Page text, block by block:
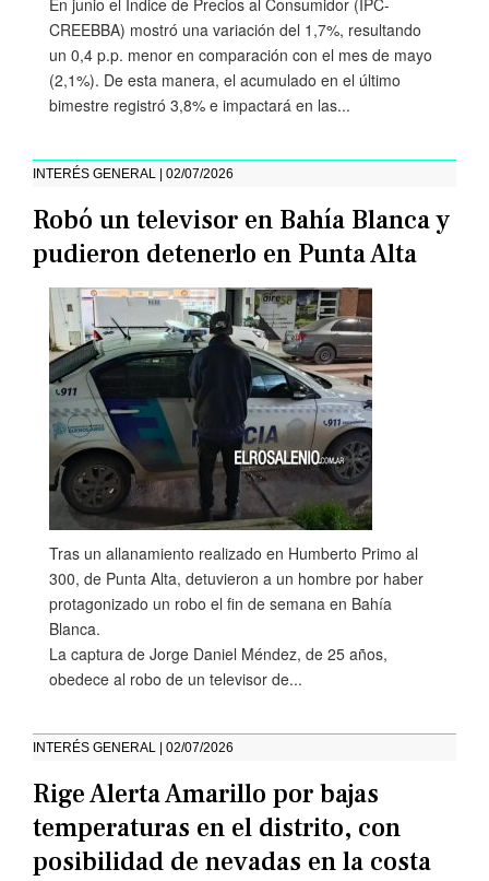
En junio el Índice de Precios al Consumidor (IPC-
CREEBBA) mostró una variación del 1,7%, resultando
un 0,4 p.p. menor en comparación con el mes de mayo
(2,1%). De esta manera, el acumulado en el último
bimestre registró 3,8% e impactará en las...
INTERÉS GENERAL | 02/07/2026
Robó un televisor en Bahía Blanca y
pudieron detenerlo en Punta Alta
Tras un allanamiento realizado en Humberto Primo al
300, de Punta Alta, detuvieron a un hombre por haber
protagonizado un robo el fin de semana en Bahía
Blanca.
La captura de Jorge Daniel Méndez, de 25 años,
obedece al robo de un televisor de...
INTERÉS GENERAL | 02/07/2026
Rige Alerta Amarillo por bajas
temperaturas en el distrito, con
posibilidad de nevadas en la costa